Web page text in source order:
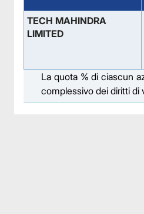
TECH MAHINDRA
LIMITED
La quota % di ciascun
complessivo dei diritti di